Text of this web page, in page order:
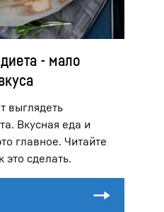
- мало
выглядеть
Вкусная еда и
главное. Читайте
это сделать.